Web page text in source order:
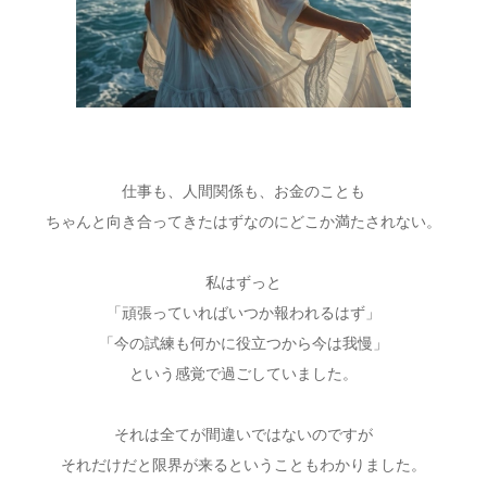
仕事も、人間関係も、お金のことも
ちゃんと向き合ってきたはずなのにどこか満たされない。
私はずっと
「頑張っていればいつか報われるはず」
「今の試練も何かに役立つから今は我慢」
という感覚で過ごしていました。
それは全てが間違いではないのですが
それだけだと限界が来るということもわかりました。